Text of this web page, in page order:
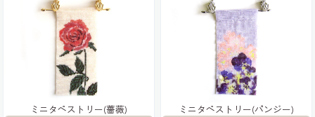
ミニタペストリー(薔薇) ミニタペストリー(パンジー)